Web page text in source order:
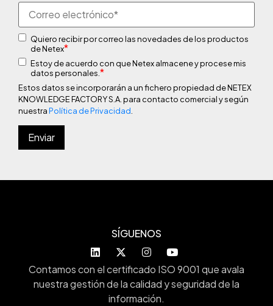
Quiero recibir por correo las novedades de los productos
de Netex*
Estoy de acuerdo con que Netex almacene y procese mis
datos personales. *
Estos datos se incorporarán a un fichero propiedad de NETEX
KNOWLEDGE FACTORY S.A. para contacto comercial y según
nuestraPolítica de Privacidad
SÍGUENOS
Contamos con el certificado ISO 9001 que avala
nuestra gestión de la calidad y seguridad de la
información.